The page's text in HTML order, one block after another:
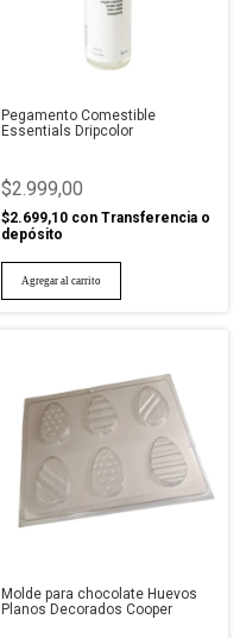
Pegamento Comestible
Essentials Dripcolor
$2.999,00
$2.699,10 con Transferencia o
depósito
Molde para chocolate Huevos
Planos Decorados Cooper